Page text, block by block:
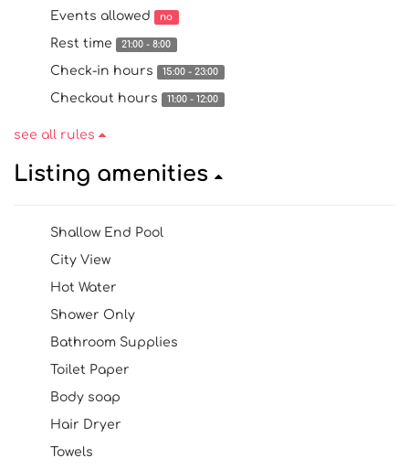
Events allowed no
Rest time 21:00 - 8:00
Check-in hours 15:00 - 23:00
Checkout hours 11:00 - 12:00
see all rules
Listing amenities
Shallow End Pool
City View
Hot Water
Shower Only
Bathroom Supplies
Toilet Paper
Body soap
Hair Dryer
Towels